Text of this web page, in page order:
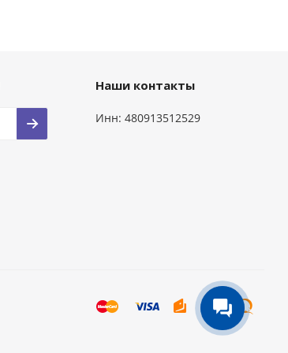
Наши контакты
Инн: 480913512529